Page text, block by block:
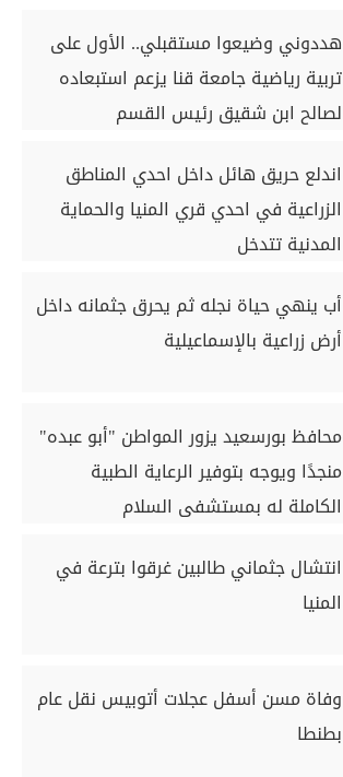
هددوني وضيعوا مستقبلي.. الأول على
تربية رياضية جامعة قنا يزعم استبعاده
لصالح ابن شقيق رئيس القسم
اندلع حريق هائل داخل احدي المناطق
الزراعية في احدي قري المنيا والحماية
المدنية تتدخل
أب ينهي حياة نجله ثم يحرق جثمانه داخل
أرض زراعية بالإسماعيلية
محافظ بورسعيد يزور المواطن "أبو عبده"
منجدًا ويوجه بتوفير الرعاية الطبية
الكاملة له بمستشفى السلام
انتشال جثماني طالبين غرقوا بترعة في
المنيا
وفاة مسن أسفل عجلات أتوبيس نقل عام
بطنطا